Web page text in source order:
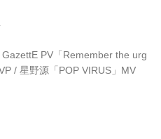
PV「Remember the urg
/ 星野源「POP VIRUS」MV